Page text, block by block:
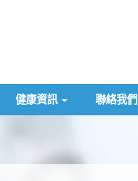
健康資訊 聯絡我們